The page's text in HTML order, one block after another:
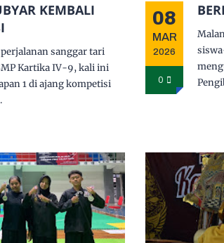
KEMBALI
sanggar tari
Kartika IV-9, kali ini
1 di ajang kompetisi
08
MAR
2026
0